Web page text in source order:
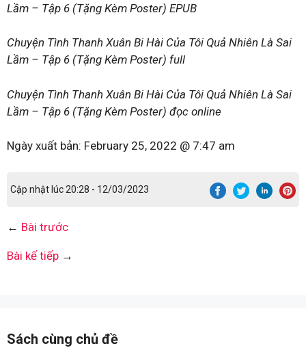
Lầm – Tập 6 (Tặng Kèm Poster) EPUB
Chuyện Tình Thanh Xuân Bi Hài Của Tôi Quả Nhiên Là Sai
Lầm – Tập 6 (Tặng Kèm Poster) full
Chuyện Tình Thanh Xuân Bi Hài Của Tôi Quả Nhiên Là Sai
Lầm – Tập 6 (Tặng Kèm Poster) đọc online
Ngày xuất bản: February 25, 2022 @ 7:47 am
Cập nhật lúc 20:28 - 12/03/2023
← Bài trước
Bài kế tiếp →
Sách cùng chủ đề